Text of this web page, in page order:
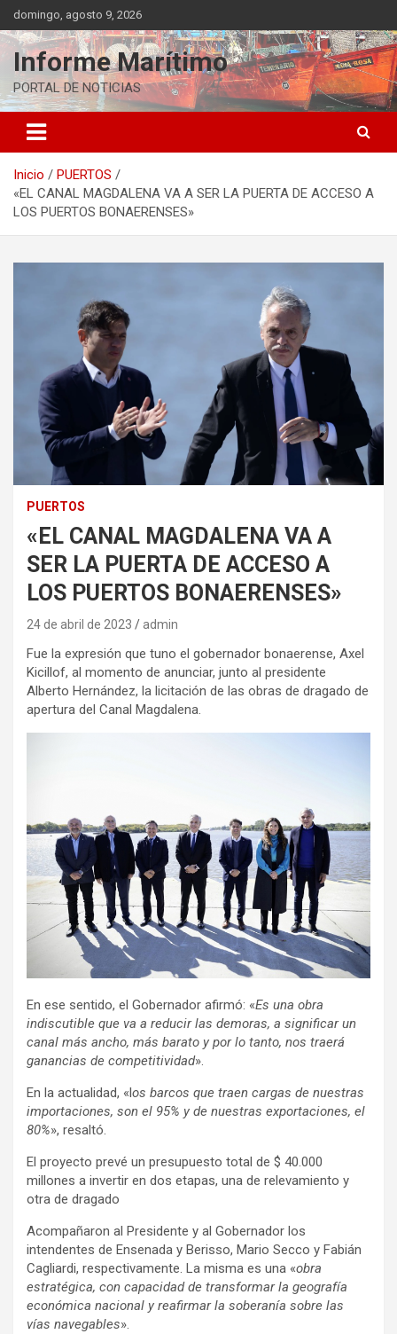
Saltar
al
contenido
domingo, agosto 9, 2026
Informe Marítimo
PORTAL DE NOTICIAS
Inicio
PUERTOS
«EL CANAL MAGDALENA VA A SER LA PUERTA DE ACCESO A
LOS PUERTOS BONAERENSES»
PUERTOS
«EL CANAL MAGDALENA VA A
SER LA PUERTA DE ACCESO A
LOS PUERTOS BONAERENSES»
24 de abril de 2023 admin
Fue la expresión que tuno el gobernador bonaerense, Axel
Kicillof, al momento de anunciar, junto al presidente
Alberto Hernández, la licitación de las obras de dragado de
apertura del Canal Magdalena.
En ese sentido, el Gobernador afirmó: «Es una obra
indiscutible que va a reducir las demoras, a significar un
canal más ancho, más barato y por lo tanto, nos traerá
ganancias de competitividad».
En la actualidad, «los barcos que traen cargas de nuestras
importaciones, son el 95% y de nuestras exportaciones, el
80%», resaltó.
El proyecto prevé un presupuesto total de $ 40.000
millones a invertir en dos etapas, una de relevamiento y
otra de dragado
Acompañaron al Presidente y al Gobernador los
intendentes de Ensenada y Berisso, Mario Secco y Fabián
Cagliardi, respectivamente. La misma es una «obra
estratégica, con capacidad de transformar la geografía
económica nacional y reafirmar la soberanía sobre las
vías navegables».